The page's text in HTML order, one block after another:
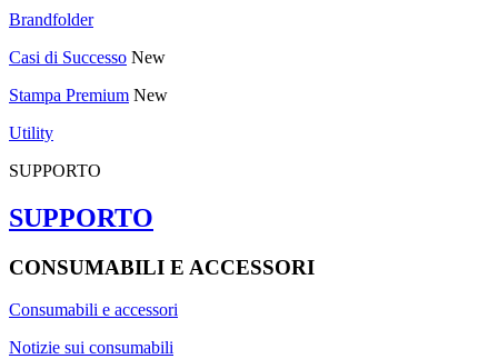
Brandfolder
Casi di Successo New
Stampa Premium New
Utility
SUPPORTO
SUPPORTO
CONSUMABILI E ACCESSORI
Consumabili e accessori
Notizie sui consumabili